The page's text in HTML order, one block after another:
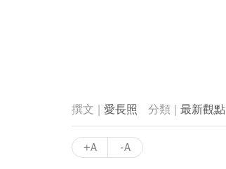
愛長照 最新觀點
+A -A